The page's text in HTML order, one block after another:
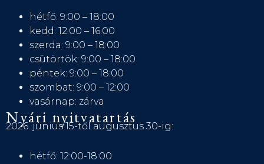
hétfő: 9:00 – 18:00
kedd: 12:00 – 16:00
szerda: 9:00 – 18:00
csütörtök: 9:00 – 18:00
péntek: 9:00 – 18:00
szombat: 9:00 – 12:00
vasárnap: zárva
Nyári nyitvatartás
2026. június 15-től augusztus 30-ig:
hétfő: 12:00-18:00